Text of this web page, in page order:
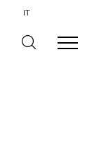
IT